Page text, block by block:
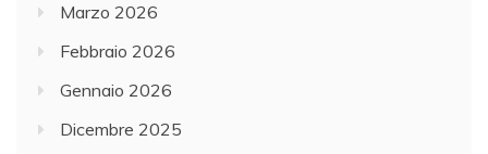
Marzo 2026
Febbraio 2026
Gennaio 2026
Dicembre 2025